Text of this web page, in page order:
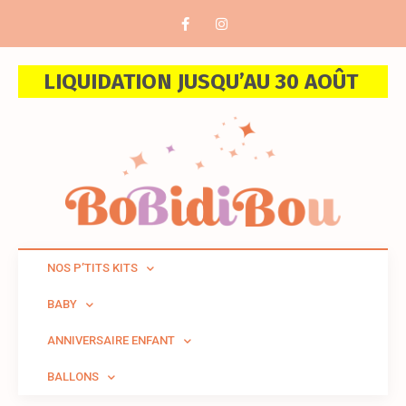
LIQUIDATION JUSQU’AU 30 AOÛT
NOS P’TITS KITS
BABY
ANNIVERSAIRE ENFANT
BALLONS